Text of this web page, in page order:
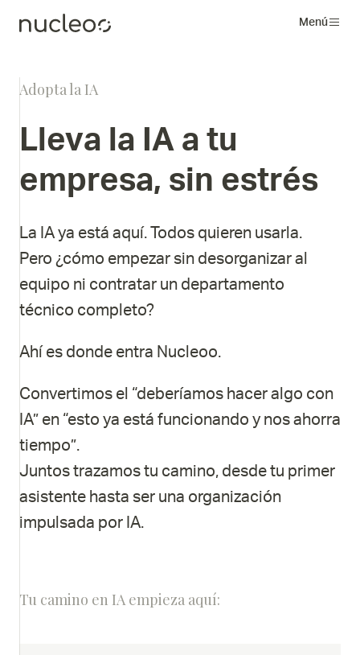
Menú
Adopta la IA
Lleva la IA a tu
empresa, sin estrés
La IA ya está aquí. Todos quieren usarla.
Pero ¿cómo empezar sin desorganizar al
equipo ni contratar un departamento
técnico completo?
Ahí es donde entra Nucleoo.
Convertimos el “deberíamos hacer algo con
IA” en “esto ya está funcionando y nos ahorra
tiempo”.
Juntos trazamos tu camino, desde tu primer
asistente hasta ser una organización
impulsada por IA.
Tu camino en IA empieza aquí: